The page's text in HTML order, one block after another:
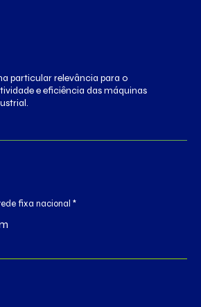
particular relevância para o
e eficiência das máquinas
fixa nacional *